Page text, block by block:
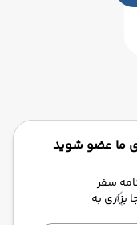
ما عضو شوید
سفر
بزاری به